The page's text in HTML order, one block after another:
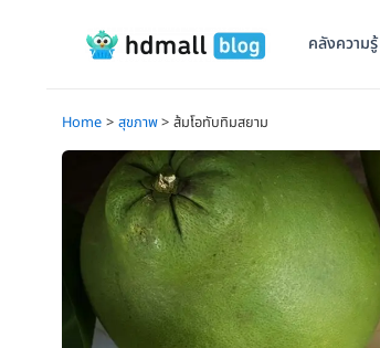
คลังความรู้
Home สุขภาพ ส้มโอทับทิมสยาม